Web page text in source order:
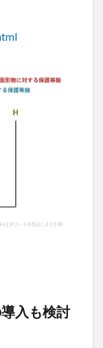
入も検討